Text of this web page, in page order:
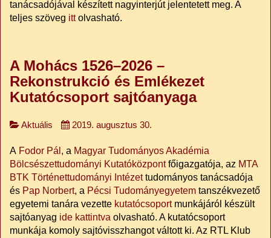
tanácsadójával készített nagyinterjút jelentetett meg. A
teljes szöveg ittolvasható.
A Mohács 1526–2026 –
Rekonstrukció és Emlékezet
Kutatócsoport sajtóanyaga
Aktuális 2019. augusztus 30.
A Fodor Pál , a Magyar Tudományos Akadémia
Bölcsészettudományi Kutatóközpontfőigazgatója, az MTA
BTK Történettudományi Intézettudományos tanácsadója
és Pap Norbert, a Pécsi Tudományegyetem tanszékvezető
egyetemi tanára vezette kutatócsoportmunkájáról készült
sajtóanyag ide kattintva olvasható. A kutatócsoport
munkája komoly sajtóvisszhangot váltott ki. Az RTL Klub